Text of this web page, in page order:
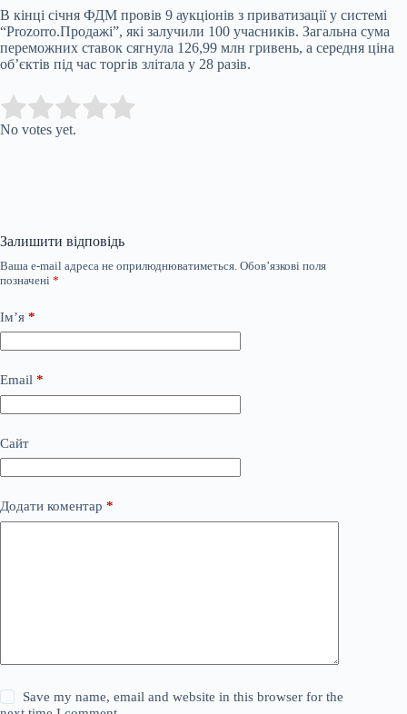
В кінці січня ФДМ провів 9 аукціонів з приватизації у системі
“Prozorro.Продажі”, які залучили 100 учасників. Загальна сума
переможних ставок сягнула 126,99 млн гривень, а середня ціна
об’єктів під час торгів злітала у 28 разів.
Rate this item:
No votes yet.
Залишити відповідь
Ваша e-mail адреса не оприлюднюватиметься. Обов’язкові поля
позначені *
Ім’я *
Email *
Сайт
Додати коментар *
Save my name, email and website in this browser for the